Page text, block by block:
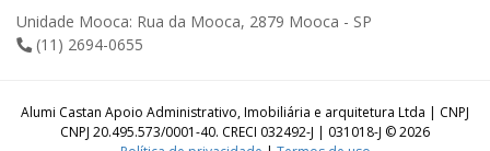
Unidade Mooca: Rua da Mooca, 2879 Mooca - SP
(11) 2694-0655
Alumi Castan Apoio Administrativo, Imobiliária e arquitetura Ltda | CNPJ
CNPJ 20.495.573/0001-40. CRECI 032492-J | 031018-J © 2026